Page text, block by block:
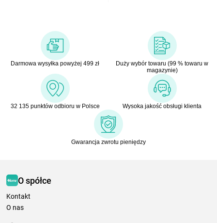
Darmowa wysyłka powyżej 499 zł
Duży wybór towaru (99 % towaru w
magazynie)
32 135 punktów odbioru w Polsce Wysoka jakość obsługi klienta
Gwarancja zwrotu pieniędzy
O spółce
Kontakt
O nas